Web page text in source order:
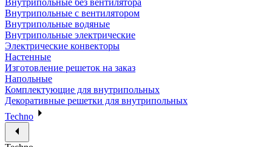
Внутрипольные без вентилятора
Внутрипольные с вентилятором
Внутрипольные водяные
Внутрипольные электрические
Электрические конвекторы
Настенные
Изготовление решеток на заказ
Напольные
Комплектующие для внутрипольных
Декоративные решетки для внутрипольных
Techno